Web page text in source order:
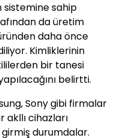
sistemine sahip
da üretim
daha önce
Kimliklerinin
bir tanesi
belirtti.
Sony gibi firmalar
cihazları
girmiş durumdalar.